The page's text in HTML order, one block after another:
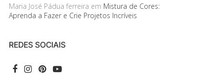
Maria José Pádua ferreira em Mistura de Cores:
Aprenda a Fazer e Crie Projetos Incríveis
REDES SOCIAIS